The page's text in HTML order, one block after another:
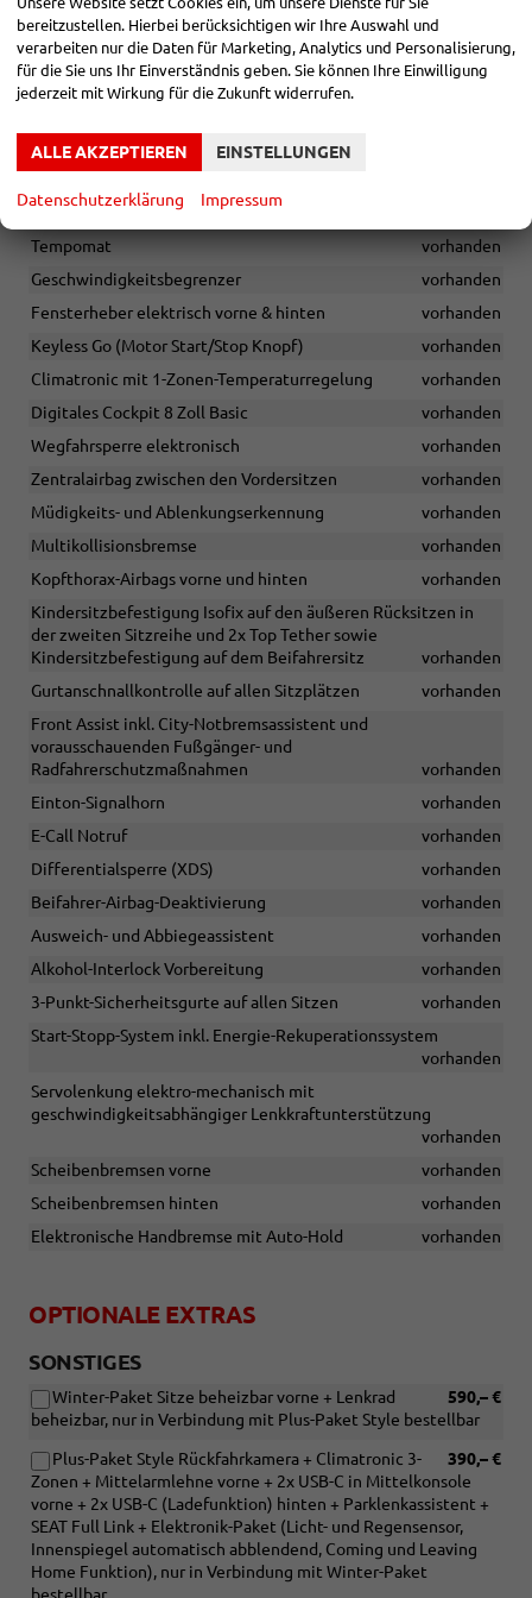
6 Lautsprecher
vorhanden
2x USB-C vorne
vorhanden
Lendenwirbelstütze für Fahrersitz
vorhanden
Stoff Style Grau Schwarz
Komfortsitze vorn
Tempomat
vorhanden
Geschwindigkeitsbegrenzer
vorhanden
Fensterheber elektrisch vorne & hinten
vorhanden
Keyless Go (Motor Start/Stop Knopf)
vorhanden
Climatronic mit 1-Zonen-Temperaturregelung
vorhanden
Digitales Cockpit 8 Zoll Basic
vorhanden
Wegfahrsperre elektronisch
vorhanden
Zentralairbag zwischen den Vordersitzen
vorhanden
Müdigkeits- und Ablenkungserkennung
vorhanden
Multikollisionsbremse
vorhanden
Kopfthorax-Airbags vorne und hinten
vorhanden
Kindersitzbefestigung Isofix auf den äußeren Rücksitzen in
der zweiten Sitzreihe und 2x Top Tether sowie
Kindersitzbefestigung auf dem Beifahrersitz
vorhanden
Gurtanschnallkontrolle auf allen Sitzplätzen
vorhanden
Front Assist inkl. City-Notbremsassistent und
vorausschauenden Fußgänger- und
Radfahrerschutzmaßnahmen
vorhanden
Einton-Signalhorn
vorhanden
E-Call Notruf
vorhanden
Differentialsperre (XDS)
vorhanden
Beifahrer-Airbag-Deaktivierung
vorhanden
Ausweich- und Abbiegeassistent
vorhanden
Alkohol-Interlock Vorbereitung
vorhanden
3-Punkt-Sicherheitsgurte auf allen Sitzen
vorhanden
Start-Stopp-System inkl. Energie-Rekuperationssystem
vorhanden
Servolenkung elektro-mechanisch mit
geschwindigkeitsabhängiger Lenkkraftunterstützung
vorhanden
Scheibenbremsen vorne
vorhanden
Scheibenbremsen hinten
vorhanden
Elektronische Handbremse mit Auto-Hold
vorhanden
OPTIONALE EXTRAS
SONSTIGES
590,– €
Winter-Paket Sitze beheizbar vorne + Lenkrad
beheizbar, nur in Verbindung mit Plus-Paket Style bestellbar
390,– €
Plus-Paket Style Rückfahrkamera + Climatronic 3-
Zonen + Mittelarmlehne vorne + 2x USB-C in Mittelkonsole
vorne + 2x USB-C (Ladefunktion) hinten + Parklenkassistent +
SEAT Full Link + Elektronik-Paket (Licht- und Regensensor,
Innenspiegel automatisch abblendend, Coming und Leaving
Home Funktion), nur in Verbindung mit Winter-Paket
bereitzustellen. Hierbei berücksichtigen wir Ihre Auswahl und
verarbeiten nur die Daten für Marketing, Analytics und Personalisierung,
für die Sie uns Ihr Einverständnis geben. Sie können Ihre Einwilligung
jederzeit mit Wirkung für die Zukunft widerrufen.
ALLE AKZEPTIEREN EINSTELLUNGEN
Datenschutzerklärung Impressum